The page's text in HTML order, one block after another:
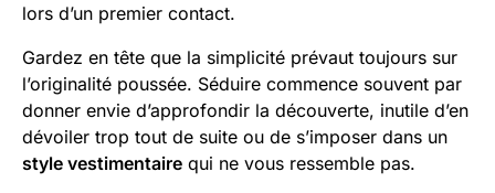
lors d’un premier contact.
Gardez en tête que la simplicité prévaut toujours sur
l’originalité poussée. Séduire commence souvent par
donner envie d’approfondir la découverte, inutile d’en
dévoiler trop tout de suite ou de s’imposer dans un
style vestimentaire qui ne vous ressemble pas.